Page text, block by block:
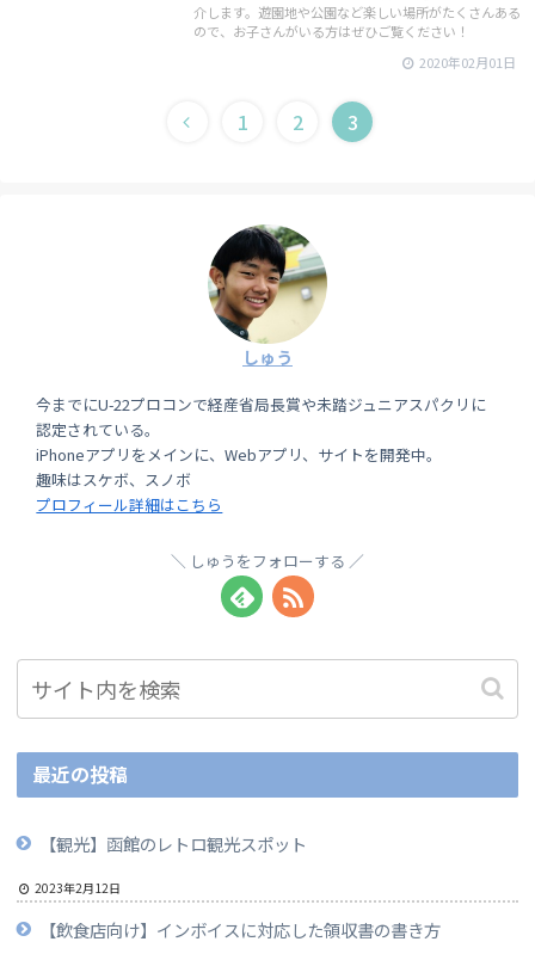
介します。遊園地や公園など楽しい場所がたくさんある
ので、お子さんがいる方はぜひご覧ください！
2020年02月01日
1 2 3
しゅう
今までにU-22プロコンで経産省局長賞や未踏ジュニアスパクリに
認定されている。
iPhoneアプリをメインに、Webアプリ、サイトを開発中。
趣味はスケボ、スノボ
プロフィール詳細はこちら
しゅうをフォローする
最近の投稿
【観光】函館のレトロ観光スポット
2023年2月12日
【飲食店向け】インボイスに対応した領収書の書き方